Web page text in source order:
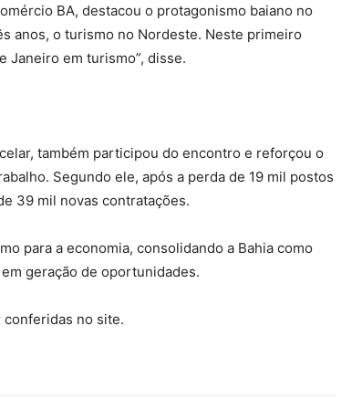
BA, destacou o protagonismo baiano no
anos, o turismo no Nordeste. Neste primeiro
Janeiro em turismo”, disse.
também participou do encontro e reforçou o
Segundo ele, após a perda de 19 mil postos
39 mil novas contratações.
para a economia, consolidando a Bahia como
geração de oportunidades.
no site.